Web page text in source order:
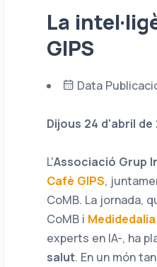
La
GIPS
Data
Dijous 24 d'abril de
L'Associació Grup
Cafè GIPS,
CoMB. La jornada,
CoMB i Medidedalia
experts en IA-, ha
salut. En un món